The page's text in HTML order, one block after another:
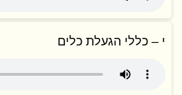
י – כללי הגעלת כלים